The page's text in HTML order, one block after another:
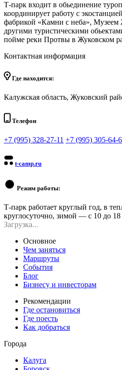
Т-парк входит в обьединение
координирует работу с
фабрикой «Камни с неба»,
другими туристическими
пойме реки Протвы в Жуковском
Контактная информация
Где находится:
Калужская область, Жуковский
Телефон
+7 (995) 328-27-11 +7 (995) 305-64-
t-camp.ru
Режим работы:
Т-парк работает круглый год, в
круглосуточно, зимой — с 10 до 18
Загрузка...
Основное
Чем заняться
Маршруты
События
Блог
Бизнесу и инвесторам
Рекомендации
Где остановиться
Где поесть
Как добраться
Города
Калуга